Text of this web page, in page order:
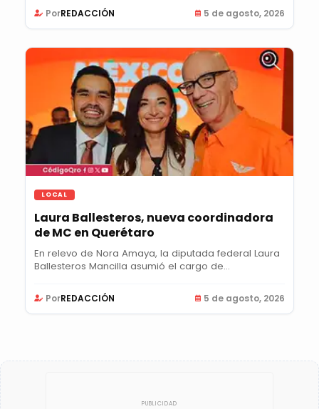
PorREDACCIÓN 5 de agosto, 2026
LOCAL
Laura Ballesteros, nueva coordinadora
de MC en Querétaro
En relevo de Nora Amaya, la diputada federal Laura
Ballesteros Mancilla asumió el cargo de...
PorREDACCIÓN 5 de agosto, 2026